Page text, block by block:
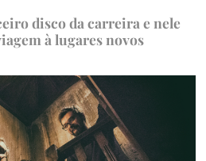
disco da carreira e nele
à lugares novos